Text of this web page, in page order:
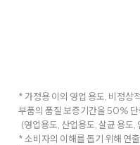
* 가정용 이외 영업 용도, 비정상
부품의 품질 보증기간을 50% 단
(영업용도, 산업용도, 살균 용도
* 소비자의 이해를 돕기 위해 연